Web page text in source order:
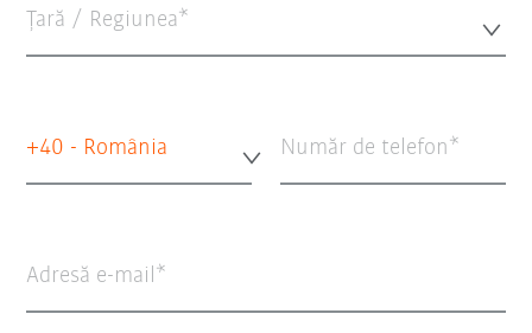
Țară / Regiunea*
+40 - România Număr de telefon
Adresă e-mail